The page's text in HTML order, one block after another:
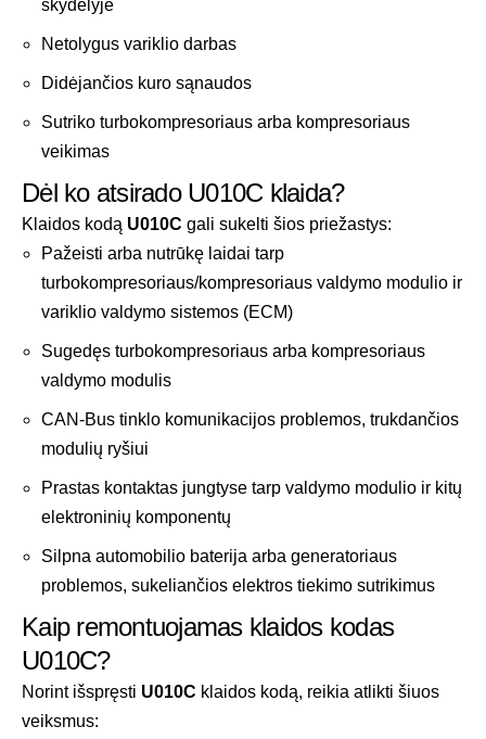
skydelyje
Netolygus variklio darbas
Didėjančios kuro sąnaudos
Sutriko turbokompresoriaus arba kompresoriaus
veikimas
Dėl ko atsirado U010C klaida?
Klaidos kodą U010C gali sukelti šios priežastys:
Pažeisti arba nutrūkę laidai tarp
turbokompresoriaus/kompresoriaus valdymo modulio ir
variklio valdymo sistemos (ECM)
Sugedęs turbokompresoriaus arba kompresoriaus
valdymo modulis
CAN-Bus tinklo komunikacijos problemos, trukdančios
modulių ryšiui
Prastas kontaktas jungtyse tarp valdymo modulio ir kitų
elektroninių komponentų
Silpna automobilio baterija arba generatoriaus
problemos, sukeliančios elektros tiekimo sutrikimus
Kaip remontuojamas klaidos kodas
U010C?
Norint išspręsti U010C klaidos kodą, reikia atlikti šiuos
veiksmus: